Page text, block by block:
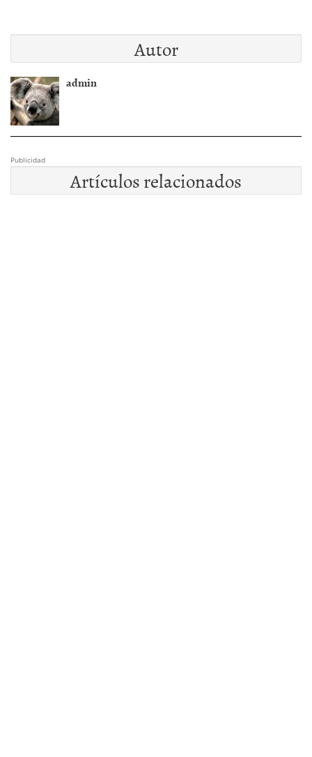
Autor
admin
Publicidad
Artículos relacionados